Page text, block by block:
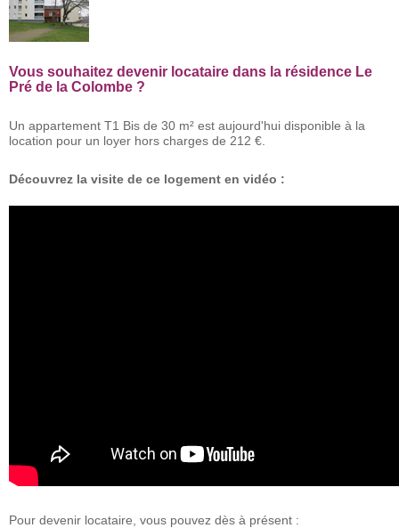
Vous souhaitez devenir locataire dans la résidence Le
Pré de la Colombe ?
Un appartement T1 Bis de 30 m² est aujourd'hui disponible à la
location pour un loyer hors charges de 212 €.
Découvrez la visite de ce logement en vidéo :
Pour devenir locataire, vous pouvez dès à présent :